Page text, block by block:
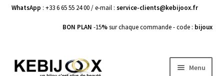
WhatsApp : +33 6 65 55 24 00 / e-mail : service-clients@kebijoox.fr
BON PLAN -15%sur chaque commande - code : bijoux
Aller
Aller
Menu